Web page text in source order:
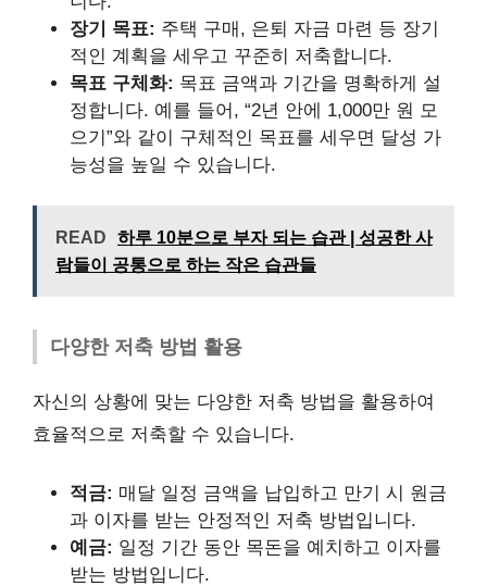
장기 목표: 주택 구매, 은퇴 자금 마련 등 장기
적인 계획을 세우고 꾸준히 저축합니다.
목표 구체화: 목표 금액과 기간을 명확하게 설
정합니다. 예를 들어, “2년 안에 1,000만 원 모
으기”와 같이 구체적인 목표를 세우면 달성 가
능성을 높일 수 있습니다.
READ
하루 10분으로 부자 되는 습관 | 성공한 사
람들이 공통으로 하는 작은 습관들
다양한 저축 방법 활용
자신의 상황에 맞는 다양한 저축 방법을 활용하여
효율적으로 저축할 수 있습니다.
적금: 매달 일정 금액을 납입하고 만기 시 원금
과 이자를 받는 안정적인 저축 방법입니다.
예금: 일정 기간 동안 목돈을 예치하고 이자를
받는 방법입니다.